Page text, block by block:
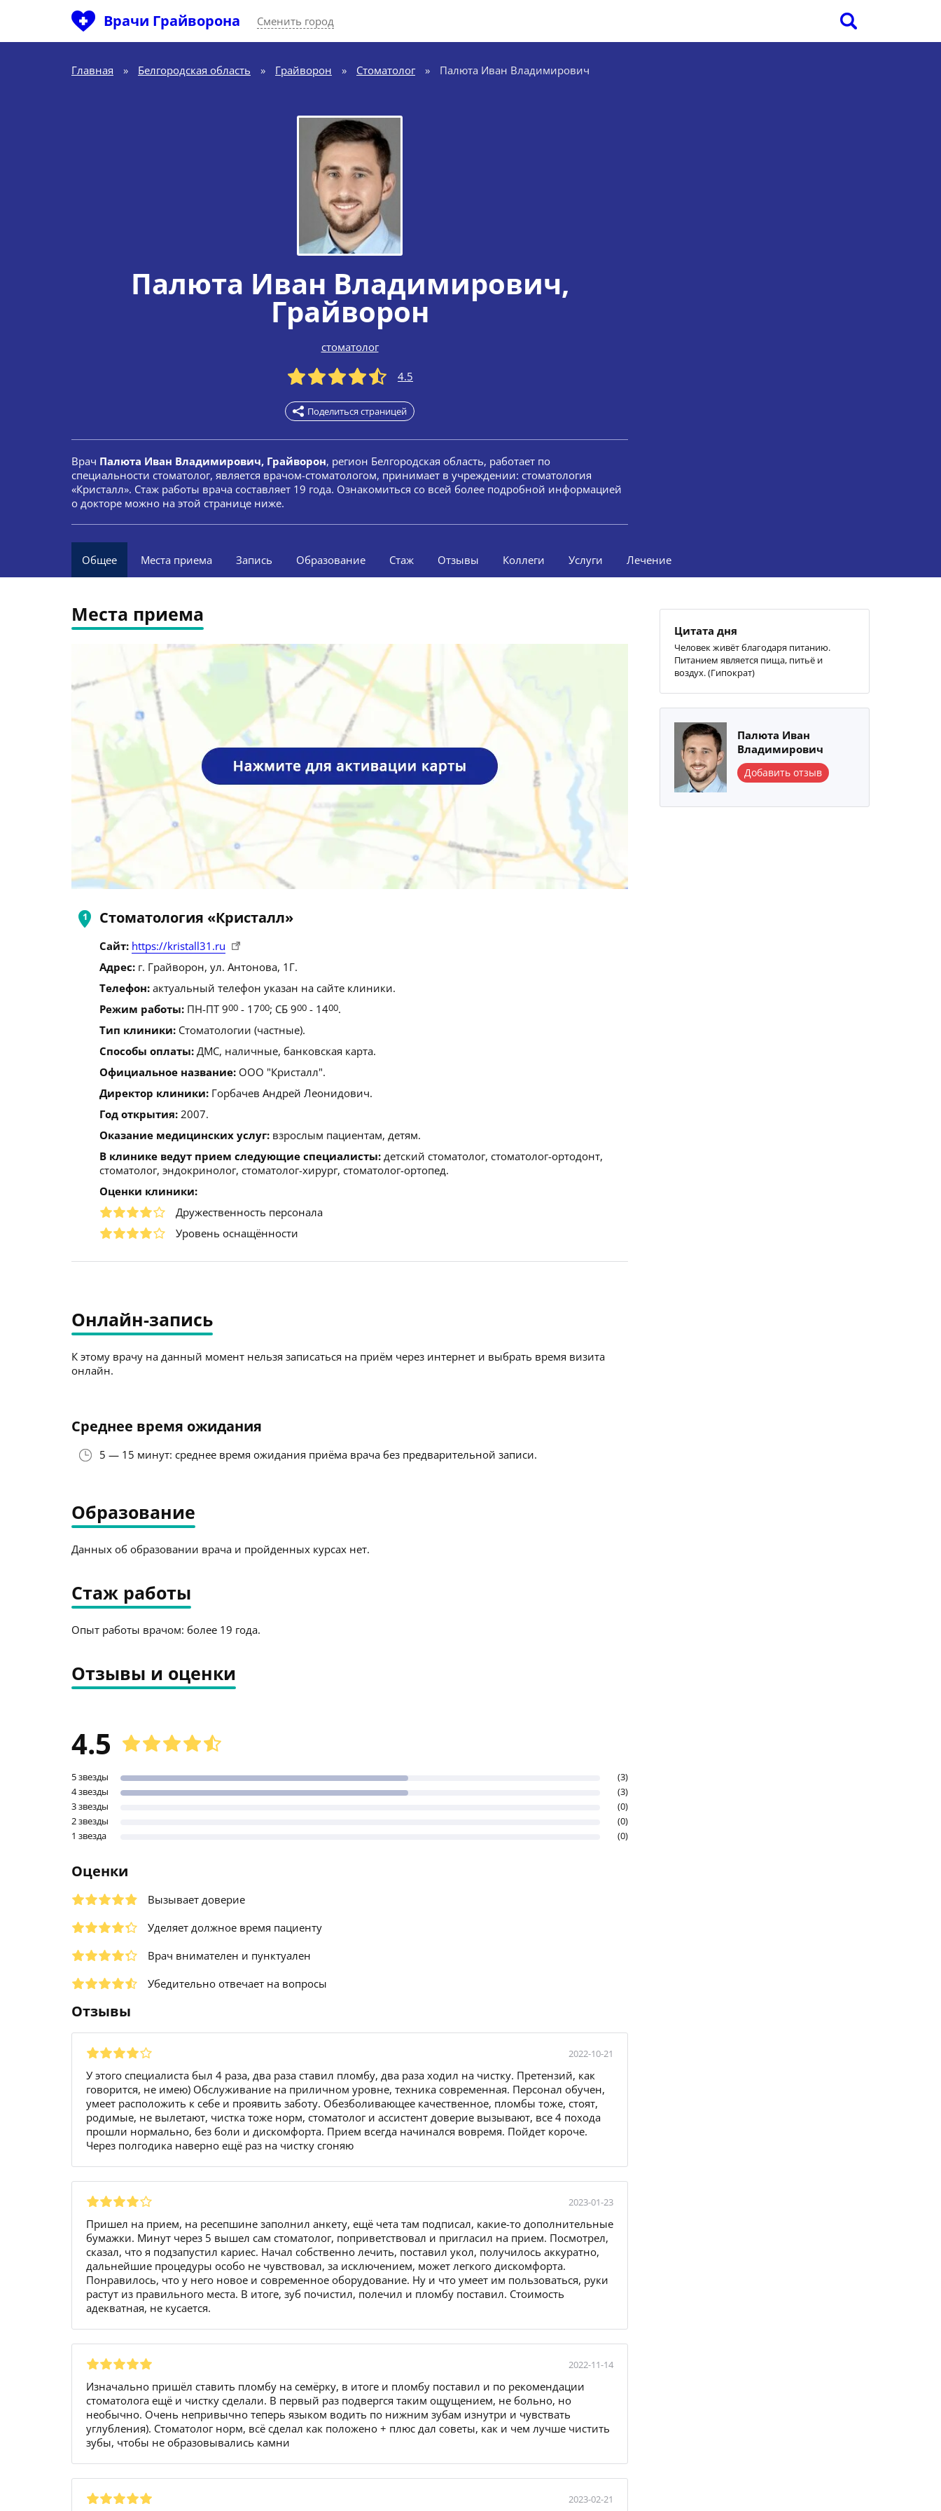
Врачи Грайворона Сменить город
Главная » Белгородская область » Грайворон » Стоматолог » Палюта Иван Владимирович
Палюта Иван Владимирович,
Грайворон
стоматолог
4.5
Поделиться страницей
Врач Палюта Иван Владимирович, Грайворон, регион Белгородская область, работает по
специальности стоматолог, является врачом-стоматологом, принимает в учреждении: стоматология
«Кристалл». Стаж работы врача составляет 19 года. Ознакомиться со всей более подробной информацией
о докторе можно на этой странице ниже.
Общее Места приема Запись Образование Стаж Отзывы Коллеги Услуги Лечение
Места приема
Стоматология «Кристалл»
Сайт: https://kristall31.ru
Адрес: г. Грайворон, ул. Антонова, 1Г.
Телефон: актуальный телефон указан на сайте клиники.
Режим работы: ПН-ПТ 900 - 1700; СБ 900 - 1400.
Тип клиники: Стоматологии (частные).
Способы оплаты: ДМС, наличные, банковская карта.
Официальное название: ООО "Кристалл".
Директор клиники: Горбачев Андрей Леонидович.
Год открытия: 2007.
Оказание медицинских услуг: взрослым пациентам, детям.
В клинике ведут прием следующие специалисты: детский стоматолог, стоматолог-ортодонт,
стоматолог, эндокринолог, стоматолог-хирург, стоматолог-ортопед.
Оценки клиники:
Дружественность персонала
Уровень оснащённости
Онлайн-запись
К этому врачу на данный момент нельзя записаться на приём через интернет и выбрать время визита
онлайн.
Среднее время ожидания
5 — 15 минут: среднее время ожидания приёма врача без предварительной записи.
Образование
Данных об образовании врача и пройденных курсах нет.
Стаж работы
Опыт работы врачом: более 19 года.
Отзывы и оценки
4.5
5 звезды
(3)
4 звезды
(3)
3 звезды
(0)
2 звезды
(0)
1 звезда
(0)
Оценки
Вызывает доверие
Уделяет должное время пациенту
Врач внимателен и пунктуален
Убедительно отвечает на вопросы
Отзывы
2022-10-21
У этого специалиста был 4 раза, два раза ставил пломбу, два раза ходил на чистку. Претензий, как
говорится, не имею) Обслуживание на приличном уровне, техника современная. Персонал обучен,
умеет расположить к себе и проявить заботу. Обезболивающее качественное, пломбы тоже, стоят,
родимые, не вылетают, чистка тоже норм, стоматолог и ассистент доверие вызывают, все 4 похода
прошли нормально, без боли и дискомфорта. Прием всегда начинался вовремя. Пойдет короче.
Через полгодика наверно ещё раз на чистку сгоняю
2023-01-23
Пришел на прием, на ресепшине заполнил анкету, ещё чета там подписал, какие-то дополнительные
бумажки. Минут через 5 вышел сам стоматолог, поприветствовал и пригласил на прием. Посмотрел,
сказал, что я подзапустил кариес. Начал собственно лечить, поставил укол, получилось аккуратно,
дальнейшие процедуры особо не чувствовал, за исключением, может легкого дискомфорта.
Понравилось, что у него новое и современное оборудование. Ну и что умеет им пользоваться, руки
растут из правильного места. В итоге, зуб почистил, полечил и пломбу поставил. Стоимость
адекватная, не кусается.
2022-11-14
Изначально пришёл ставить пломбу на семёрку, в итоге и пломбу поставил и по рекомендации
стоматолога ещё и чистку сделали. В первый раз подвергся таким ощущением, не больно, но
необычно. Очень непривычно теперь языком водить по нижним зубам изнутри и чувствать
углубления). Стоматолог норм, всё сделал как положено + плюс дал советы, как и чем лучше чистить
зубы, чтобы не образовывались камни
2023-02-21
Цитата дня
Человек живёт благодаря питанию.
Питанием является пища, питьё и
воздух. (Гипократ)
Палюта Иван
Владимирович
Добавить отзыв